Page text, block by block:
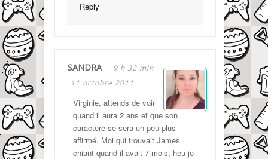
Reply
SANDRA
9 h 32 min
11 octobre 2011
Virginie, attends de voir
quand il aura 2 ans et que son
caractère se sera un peu plus
affirmé. Moi qui trouvait James
chiant quand il avait 7 mois, heu je